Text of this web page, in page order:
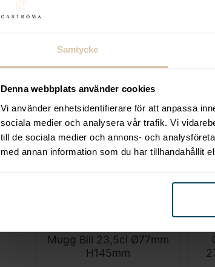
Samtycke
Denna webbplats använder cookies
Vi använder enhetsidentifierare för att anpassa
sociala medier och analysera vår trafik. Vi
till de sociala medier och annons- och
med annan information som du har tillhandahållit
69
Mugg Bill 23,5cl Ø77mm
H145mm